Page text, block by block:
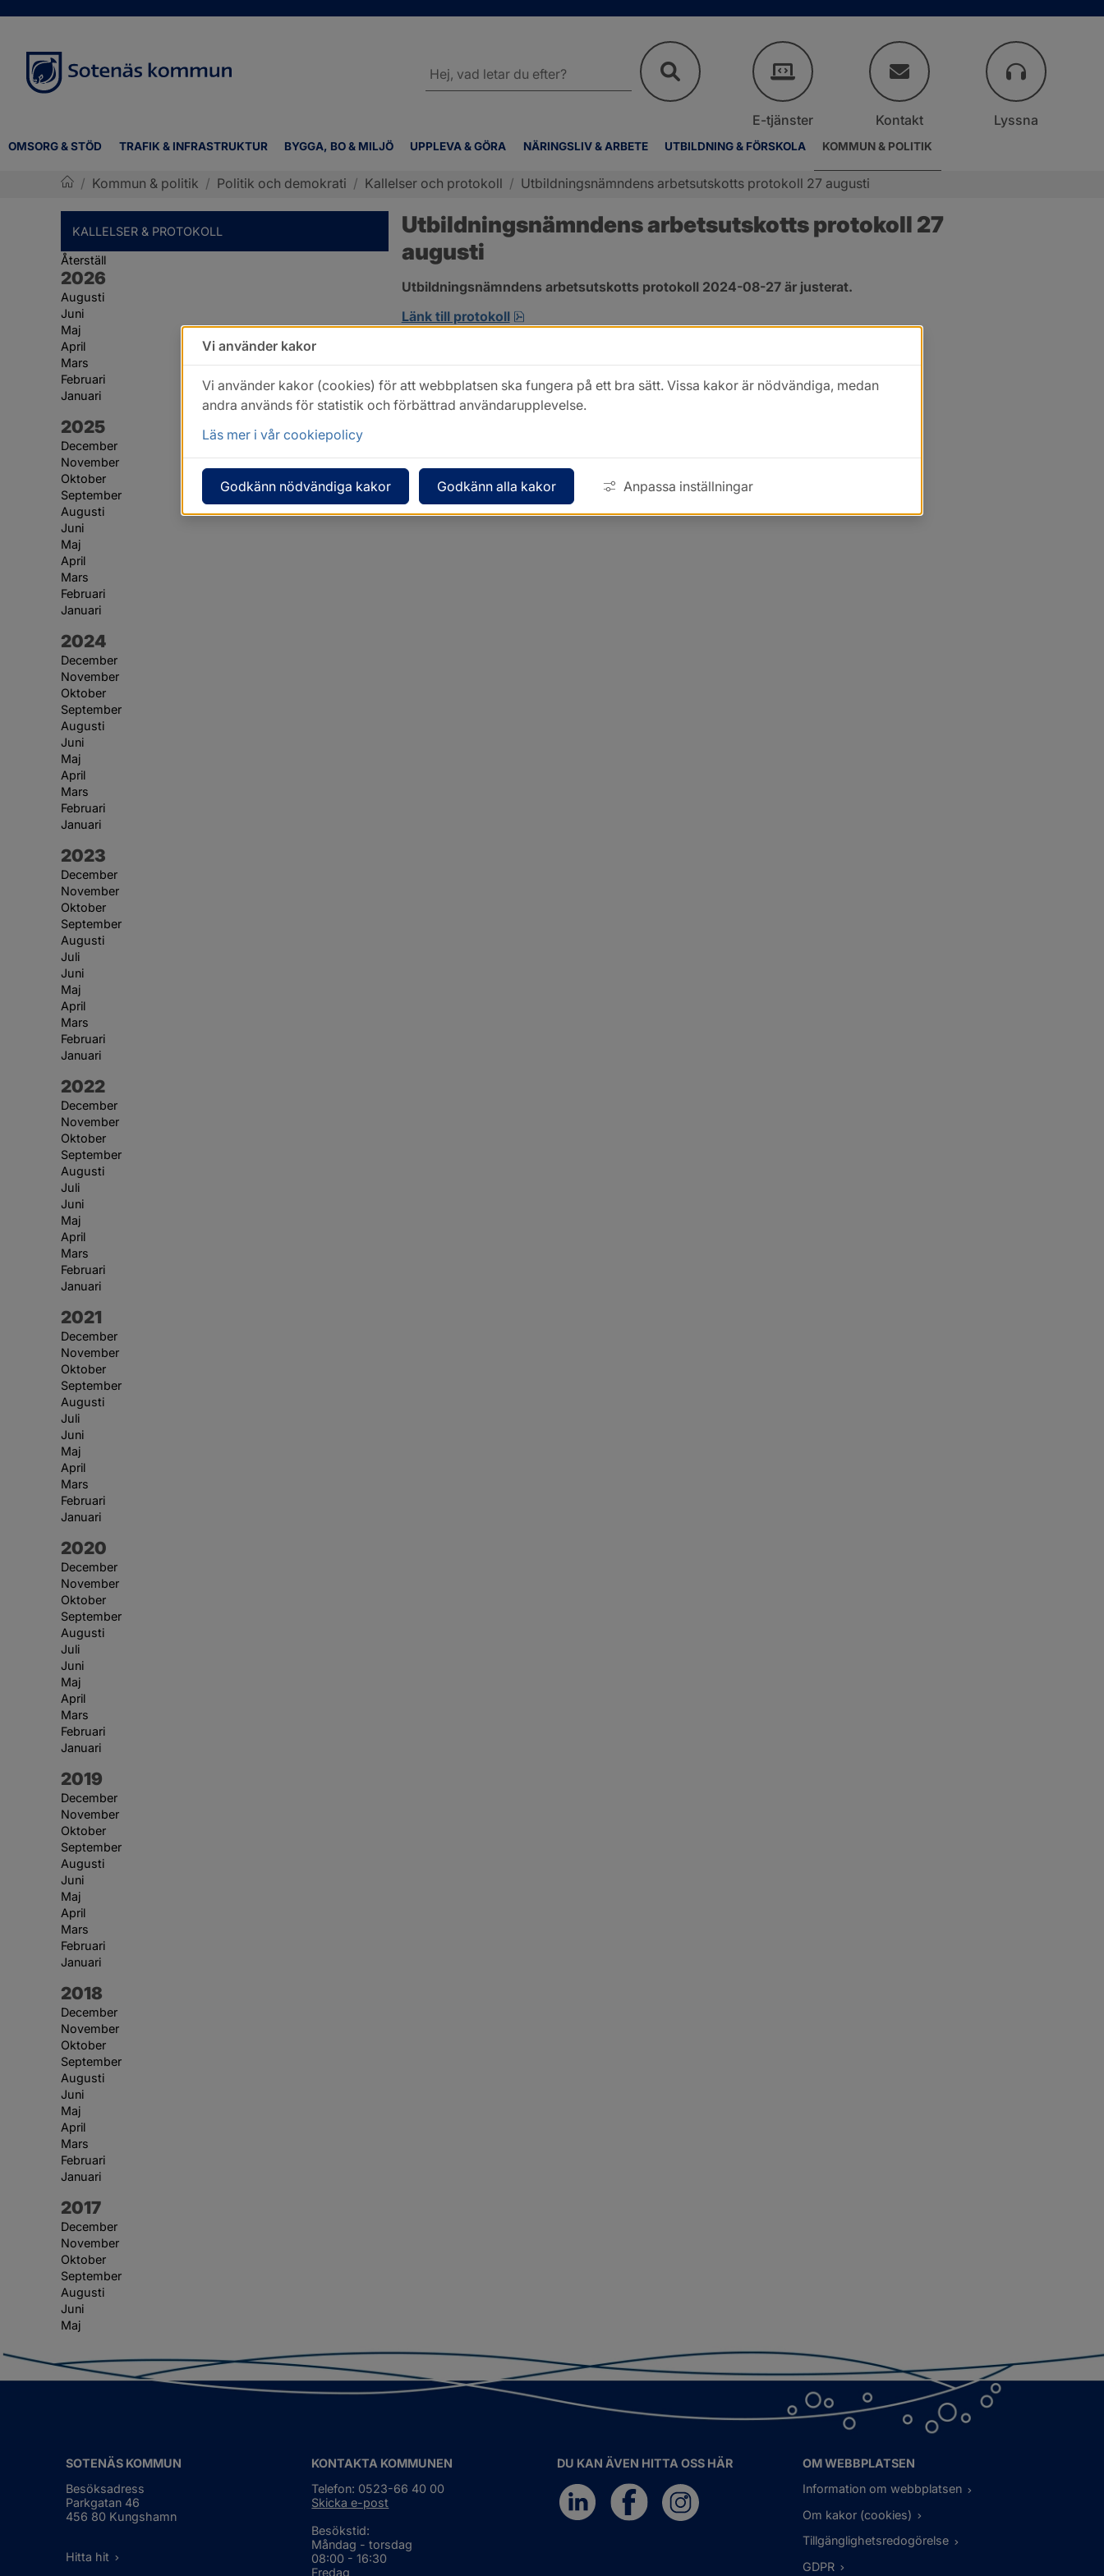
OMSORG & STÖD TRAFIK & INFRASTRUKTUR BYGGA, BO & MILJÖ UPPLEVA & GÖRA NÄRINGSLIV & ARBETE UTBILDNING & FÖRSKOLA KOMMUN & POLITIK
webbplatsen
E-tjänster Kontakt Lyssna
/ Kommun & politik / Politik och demokrati / Kallelser och protokoll / Utbildningsnämndens arbetsutskotts protokoll 27 augusti
KALLELSER & PROTOKOLL
Återställ
År:
2026
Augusti
Juni
Maj
April
Mars
Februari
Januari
År:
2025
December
November
Oktober
September
Augusti
Juni
Maj
April
Mars
Februari
Januari
År:
2024
December
November
Oktober
September
Augusti
Juni
Maj
April
Mars
Februari
Januari
År:
2023
December
November
Oktober
September
Augusti
Juli
Juni
Maj
April
Mars
Februari
Januari
År:
2022
December
November
Oktober
September
Augusti
Juli
Juni
Maj
April
Mars
Februari
Januari
År:
2021
December
November
Oktober
September
Augusti
Juli
Juni
Maj
April
Mars
Februari
Januari
År:
2020
December
November
Oktober
September
Augusti
Juli
Juni
Maj
April
Mars
Februari
Januari
År:
2019
December
November
Oktober
September
Augusti
Juni
Maj
April
Mars
Februari
Januari
År:
2018
December
November
Oktober
September
Augusti
Juni
Maj
April
Mars
Februari
Januari
År:
2017
December
November
Oktober
September
Augusti
Juni
Maj
Utbildningsnämndens arbetsutskotts protokoll 27
augusti
Utbildningsnämndens arbetsutskotts protokoll 2024-08-27 är justerat.
Länk till protokoll
pdf, 172.8 kB, öppnas i nytt fönster.
SOTENÄS KOMMUN
Besöksadress
Parkgatan 46
456 80 Kungshamn
Hitta hit
KONTAKTA KOMMUNEN
Telefon: 0523-66 40 00
Skicka e-post
Besökstid:
Måndag - torsdag
08:00 - 16:30
Fredag
DU KAN ÄVEN HITTA OSS HÄR
OM WEBBPLATSEN
Information om webbplatsen
Om kakor (cookies)
Tillgänglighetsredogörelse
GDPR
Vi använder kakor
Vi använder kakor (cookies) för att webbplatsen ska fungera på ett bra sätt. Vissa kakor är nödvändiga, medan
andra används för statistik och förbättrad användarupplevelse.
Läs mer i vår cookiepolicy
Godkänn nödvändiga kakor Godkänn alla kakor Anpassa inställningar